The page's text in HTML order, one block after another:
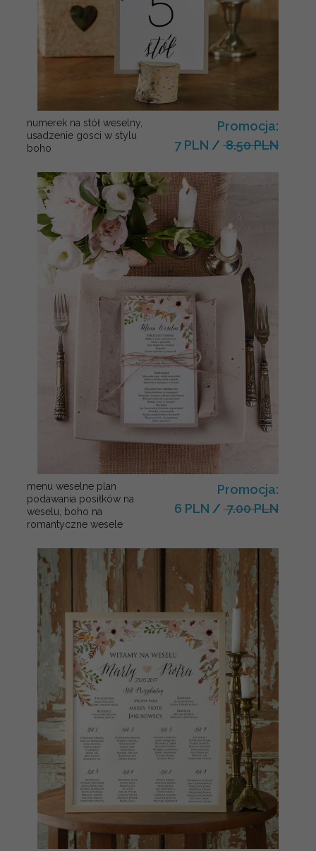
numerek na stół weselny,
usadzenie gosci w stylu
boho
Promocja:
7 PLN / 8.50 PLN
menu weselne plan
podawania posiłków na
weselu, boho na
romantyczne wesele
Promocja:
6 PLN / 7.00 PLN